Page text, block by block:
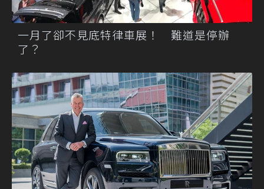
一月了卻不見底特律車展！ 難道是停辦
了？